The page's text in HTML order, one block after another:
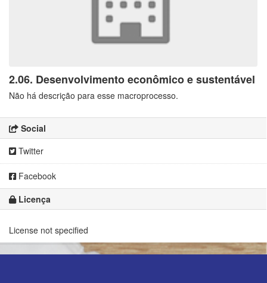
2.06. Desenvolvimento econômico e sustentável
Não há descrição para esse macroprocesso.
Social
Twitter
Facebook
Licença
License not specified